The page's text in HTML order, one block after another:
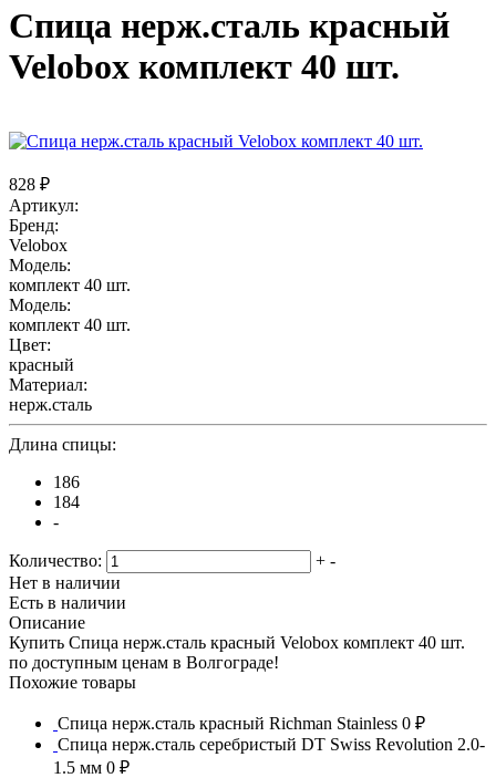
Спица нерж.сталь красный
Velobox комплект 40 шт.
828 ₽
Артикул:
Бренд:
Velobox
Модель:
комплект 40 шт.
Модель:
комплект 40 шт.
Цвет:
красный
Материал:
нерж.сталь
Длина спицы:
186
184
-
Количество: + -
Нет в наличии
Есть в наличии
Описание
Купить Спица нерж.сталь красный Velobox комплект 40 шт.
по доступным ценам в Волгограде!
Похожие товары
Спица нерж.сталь красный Richman Stainless 0 ₽
Спица нерж.сталь серебристый DT Swiss Revolution 2.0-
1.5 мм 0 ₽